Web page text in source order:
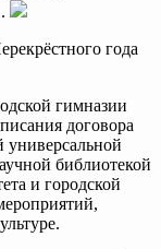
года
гимназии
договора
универсальной
библиотекой
и городской